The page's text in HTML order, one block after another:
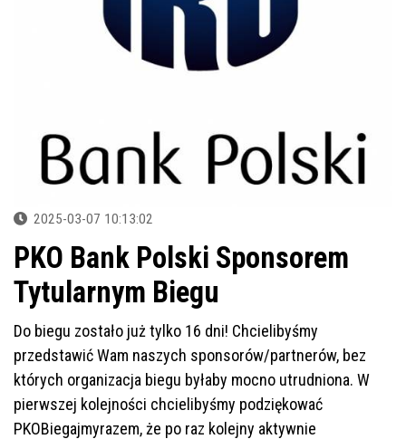
2025-03-07 10:13:02
PKO Bank Polski Sponsorem
Tytularnym Biegu
Do biegu zostało już tylko 16 dni! Chcielibyśmy
przedstawić Wam naszych sponsorów/partnerów, bez
których organizacja biegu byłaby mocno utrudniona. W
pierwszej kolejności chcielibyśmy podziękować
PKOBiegajmyrazem, że po raz kolejny aktywnie